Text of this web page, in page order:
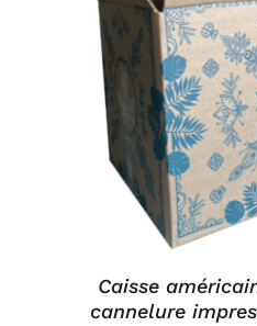
AJOUTER AU
DÉTAILS
Caisse
cannelure